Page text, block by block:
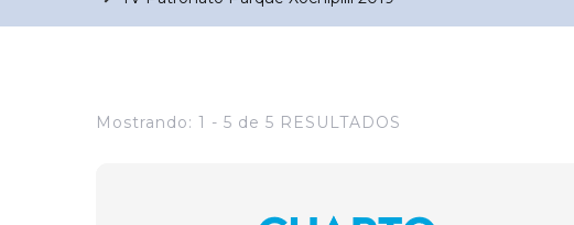
Mostrando: 1 - 5 de 5 RESULTADOS